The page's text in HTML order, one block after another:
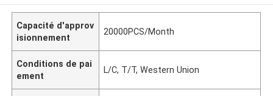
Capacité d'approv
isionnement
20000PCS/Month
Conditions de pai
ement
L/C, T/T, Western Union